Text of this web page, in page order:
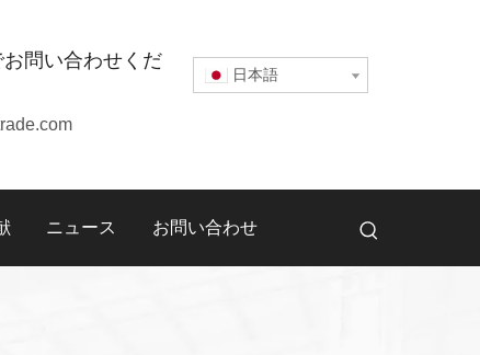
お問い合わせくだ
日本語
ニュース お問い合わせ